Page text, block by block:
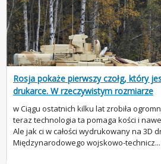
Rosja pokaże pierwszy czołg, który
drukarce. W rzeczywistym rozmiarze
w Ciągu ostatnich kilku lat zrobiła
teraz technologia ta pomaga kości i
Ale jak ci w całości wydrukowany na 3D
Międzynarodowego wojskowo-technicz...